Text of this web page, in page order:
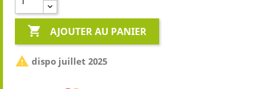
 AJOUTER AU PANIER
 dispo juillet 2025